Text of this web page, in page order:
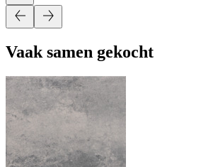
Vaak samen gekocht